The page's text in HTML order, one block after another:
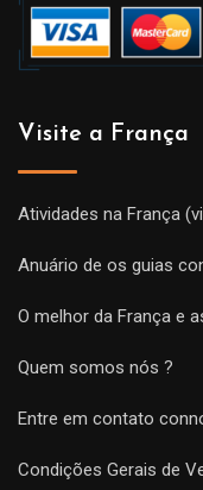
Visite a França
Atividades na França
Anuário de os guias
O melhor da França e
Quem somos nós ?
Entre em contato
Condições Gerais de